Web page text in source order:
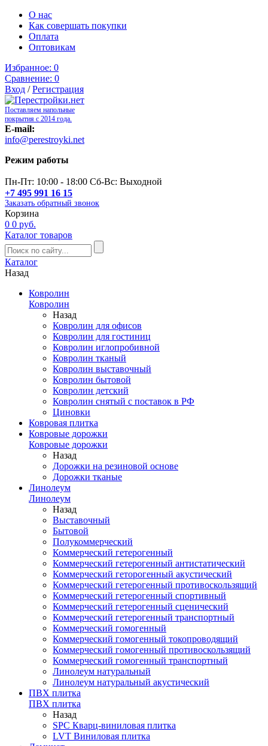
О нас
Как совершать покупки
Оплата
Оптовикам
Избранное: 0
Сравнение: 0
Вход /Регистрация
Поставляем напольные
покрытия с 2014 года.
E-mail:
info@perestroyki.net
Режим работы
Пн-Пт: 10:00 - 18:00 Сб-Вс: Выходной
+7 495 991 16 15
Заказать обратный звонок
Корзина
0 0 руб.
Каталог товаров
Каталог
Назад
Ковролин
Ковролин
Назад
Ковролин для офисов
Ковролин для гостиниц
Ковролин иглопробивной
Ковролин тканый
Ковролин выставочный
Ковролин бытовой
Ковролин детский
Ковролин снятый с поставок в РФ
Циновки
Ковровая плитка
Ковровые дорожки
Ковровые дорожки
Назад
Дорожки на резиновой основе
Дорожки тканые
Линолеум
Линолеум
Назад
Выставочный
Бытовой
Полукоммерческий
Коммерческий гетерогенный
Коммерческий гетерогенный антистатический
Коммерческий геторогенный акустический
Коммерческий гетерогенный противоскользящий
Коммерческий гетерогенный спортивный
Коммерческий гетерогенный сценический
Коммерческий гетерогенный транспортный
Коммерческий гомогенный
Коммерческий гомогенный токопроводящий
Коммерческий гомогенный противоскользящий
Коммерческий гомогенный транспортный
Линолеум натуральный
Линолеум натуральный акустический
ПВХ плитка
ПВХ плитка
Назад
SPC Кварц-виниловая плитка
LVT Виниловая плитка